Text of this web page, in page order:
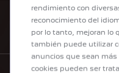
CONCESIONARIOS
rendimiento con
reconocimiento del
por lo tanto, mejoran lo
también puede utilizar
anuncios que sean
cookies pueden ser